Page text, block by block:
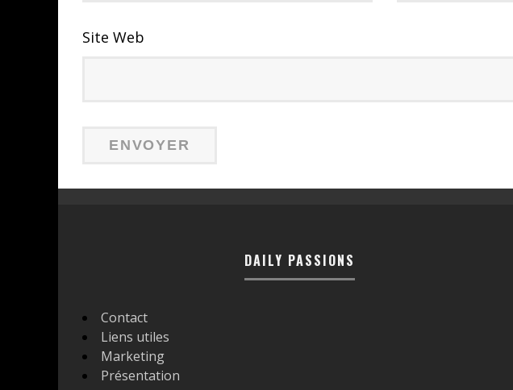
Site Web
DAILY PASSIONS
Contact
Liens utiles
Marketing
Présentation